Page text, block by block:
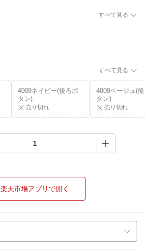
すべて見る
すべて見る
4009ネイビー(後ろボ
タン)
売り切れ
4009ベージュ(
タン)
売り切れ
楽天市場アプリで開く